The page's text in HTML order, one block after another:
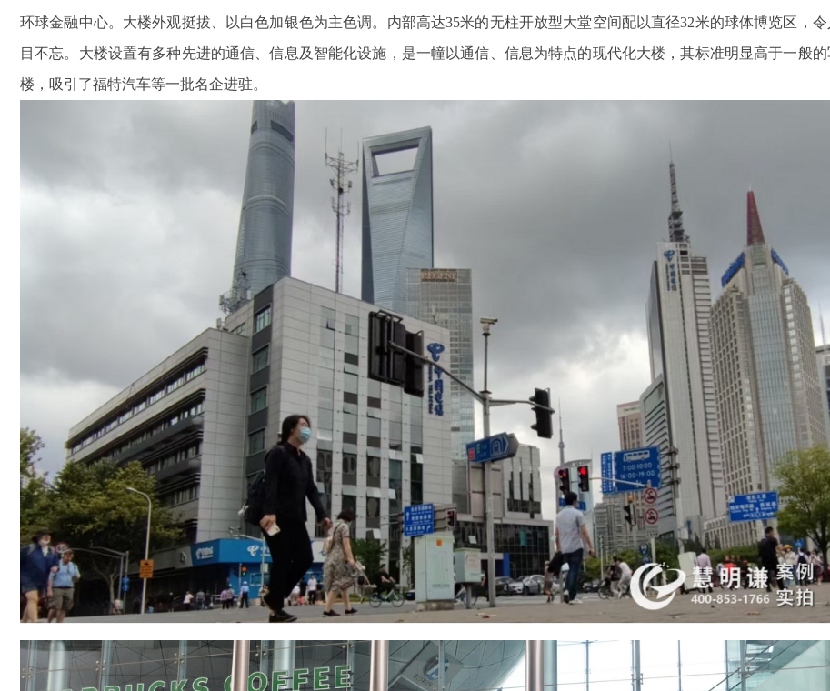
环球金融中心。大楼外观挺拔、以白色加银色为主色调。内部高达35米的无柱开放型大堂空间配以直径32米的球体博览区，令
目不忘。大楼设置有多种先进的通信、信息及智能化设施，是一幢以通信、信息为特点的现代化大楼，其标准明显高于一般
楼，吸引了福特汽车等一批名企进驻。